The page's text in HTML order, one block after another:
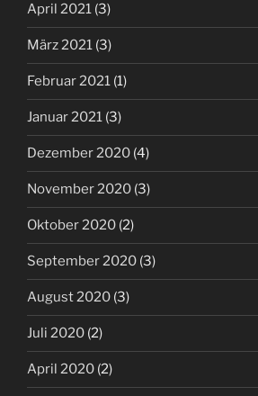
April 2021 (3)
März 2021 (3)
Februar 2021 (1)
Januar 2021 (3)
Dezember 2020 (4)
November 2020 (3)
Oktober 2020 (2)
September 2020 (3)
August 2020 (3)
Juli 2020 (2)
April 2020 (2)